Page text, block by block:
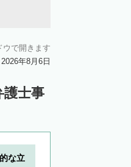
ウで開きます
年8月6日
護士事
な立